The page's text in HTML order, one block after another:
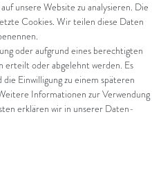
AGB
Impressum
Datenschutz
Widerrufsrecht
Zahlung und Versand
Widerrufsformular
unsere Website zu analysieren. Die
Cookies. Wir teilen diese Daten
oder aufgrund eines berechtigten
erteilt oder abgelehnt werden. Es
Einwilligung zu einem späteren
Informationen zur Verwendung
erklären wir in unserer Daten­